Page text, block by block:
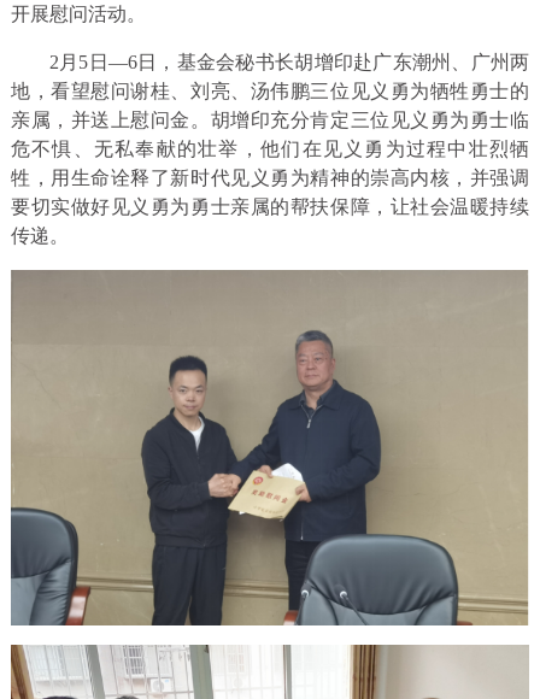
开展慰问活动。
2月5日—6日，基金会秘书长胡增印赴广东潮州、广州两
地，看望慰问谢桂、刘亮、汤伟鹏三位见义勇为牺牲勇士的
亲属，并送上慰问金。胡增印充分肯定三位见义勇为勇士临
危不惧、无私奉献的壮举，他们在见义勇为过程中壮烈牺
牲，用生命诠释了新时代见义勇为精神的崇高内核，并强调
要切实做好见义勇为勇士亲属的帮扶保障，让社会温暖持续
传递。